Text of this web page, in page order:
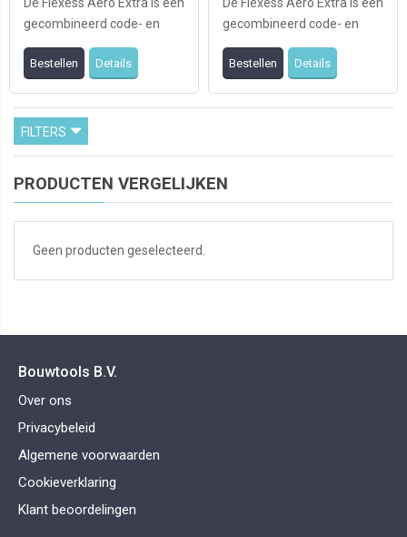
gecombineerd code- en
kaartleesbeslag welke
eenvoudig op mech ...
Bestellen Details
gecombineerd code- en
kaartleesbeslag welke
eenvoudig op mech ...
Bestellen Details
FILTERS
PRODUCTEN VERGELIJKEN
Geen producten geselecteerd.
Bouwtools B.V.
Over ons
Privacybeleid
Algemene voorwaarden
Cookieverklaring
Klant beoordelingen